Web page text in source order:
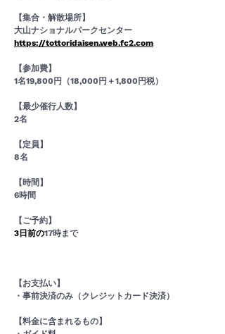
【集合・解散場所】
大山ナショナルパークセンター
https://tottoridaisen.web.fc2.com
【参加費】
1名19,800円（18,000円＋1,800円税）
【最少催行人数】
2名
【定員】
8名
【時間】
6時間
【ご予約】
3日前の17時まで
【お支払い】
・事前決済のみ（クレジットカード決済）
【料金に含まれるもの】